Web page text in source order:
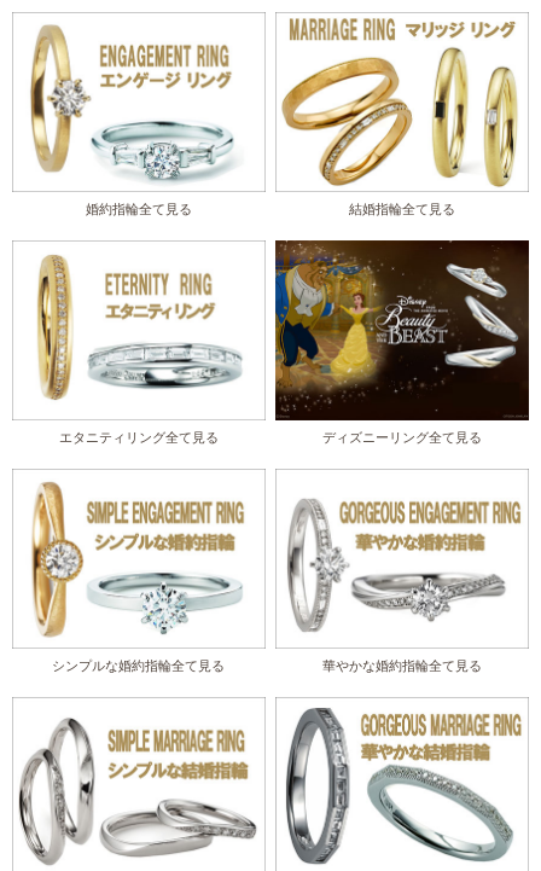
婚約指輪全て見る 結婚指輪全て見る
エタニティリング全て見る ディズニーリング全て見る
シンプルな婚約指輪全て見る 華やかな婚約指輪全て見る